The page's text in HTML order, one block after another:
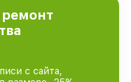
с сайта,